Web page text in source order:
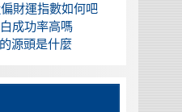
財運指數如何吧
成功率高嗎
源頭是什麼